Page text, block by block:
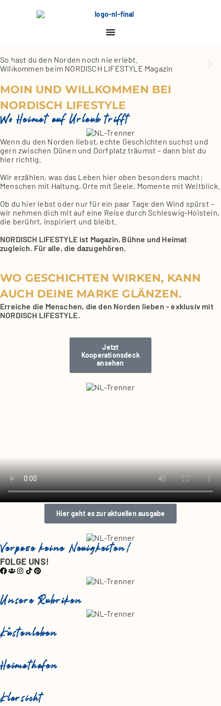
So hast du den Nor­den noch nie erlebt.
Will­kom­men beim NORDISCH LIFESTYLE Maga­zin
MOIN UND WILLKOMMEN BEI
NORDISCH LIFESTYLE
Wo Heimat auf Urlaub trifft
Wenn du den Nor­den liebst, ech­te Geschich­ten suchst und
gern zwi­schen Dünen und Dorf­platz träumst – dann bist du
hier rich­tig.
Wir erzäh­len, was das Leben hier oben beson­ders macht:
Men­schen mit Hal­tung, Orte mit See­le, Momen­te mit Weit­blick.
Ob du hier lebst oder nur für ein paar Tage den Wind spürst –
wir neh­men dich mit auf eine Rei­se durch Schles­wig-Hol­stein,
die berührt, inspi­riert und bleibt.
NORDISCH LIFESTYLE ist Maga­zin, Büh­ne und Hei­mat
zugleich. Für alle, die dazu­ge­hö­ren.
WO GESCHICHTEN WIRKEN, KANN
AUCH DEINE MARKE GLÄNZEN.
Errei­che die Men­schen, die den Nor­den lie­ben – exklu­siv mit
NORDISCH LIFESTYLE.
Jetzt
Koope­ra­ti­ons­deck
anse­hen
Hier geht es zur aktu­el­len aus­ga­be
Verpasse keine Neuigkeiten!
FOLGE UNS!
Unsere Rubriken
Küstenleben
Heimathafen
Klarsicht